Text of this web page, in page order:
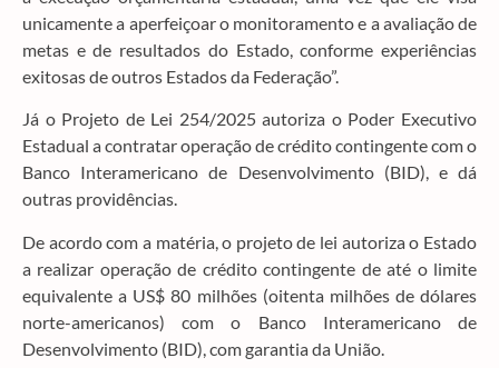
unicamente a aperfeiçoar o monitoramento e a avaliação de
metas e de resultados do Estado, conforme experiências
exitosas de outros Estados da Federação”.
Já o Projeto de Lei 254/2025 autoriza o Poder Executivo
Estadual a contratar operação de crédito contingente com o
Banco Interamericano de Desenvolvimento (BID), e dá
outras providências.
De acordo com a matéria, o projeto de lei autoriza o Estado
a realizar operação de crédito contingente de até o limite
equivalente a US$ 80 milhões (oitenta milhões de dólares
norte-americanos) com o Banco Interamericano de
Desenvolvimento (BID), com garantia da União.